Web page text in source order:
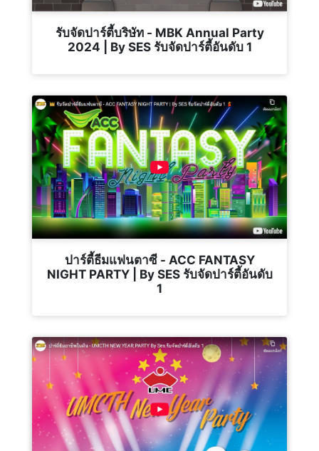
รับจัดปาร์ตี้บริษัท - MBK Annual Party
2024 | By SES รับจัดปาร์ตี้อันดับ 1
ปาร์ตี้ธีมแฟนตาซี - ACC FANTASY
NIGHT PARTY | By SES รับจัดปาร์ตี้อันดับ
1